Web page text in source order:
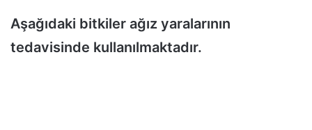
Aşağıdaki bitkiler ağız yaralarının
tedavisinde kullanılmaktadır.